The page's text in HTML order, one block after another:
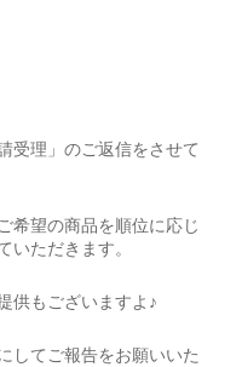
受理」のご返信をさせて
希望の商品を順位に応じ
いただきます。
供もございますよ♪
してご報告をお願いいた